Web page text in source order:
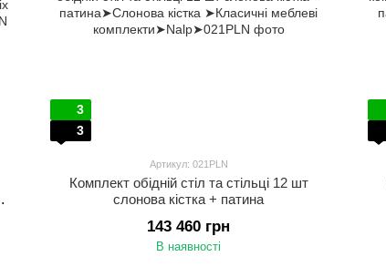
3
3
Артикул: 021PLN
Комплект обідній стіл та стільці 12 шт
слонова кістка + патина
143 460 грн
В наявності